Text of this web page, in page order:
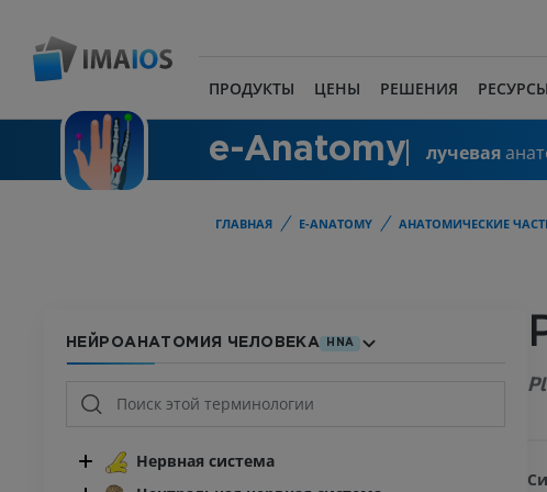
ПРОДУКТЫ ЦЕНЫ РЕШЕНИЯ РЕСУРСЫ
e-Anatomy лучевая
ГЛАВНАЯ E-ANATOMY АНАТОМИЧЕСКИЕ
НЕЙРОАНАТОМИЯ ЧЕЛОВЕКА HNA
Нервная система